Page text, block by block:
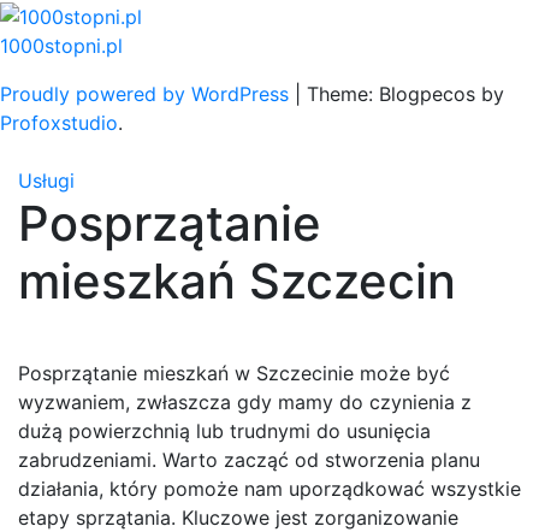
Skip
to
1000stopni.pl
Proudly powered by WordPress
Theme: Blogpecos by
Profoxstudio.
Usługi
Posprzątanie
mieszkań Szczecin
Posprzątanie mieszkań w Szczecinie może być
wyzwaniem, zwłaszcza gdy mamy do czynienia z
dużą powierzchnią lub trudnymi do usunięcia
zabrudzeniami. Warto zacząć od stworzenia planu
działania, który pomoże nam uporządkować wszystkie
etapy sprzątania. Kluczowe jest zorganizowanie